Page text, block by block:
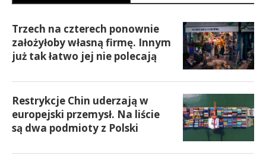
Trzech na czterech ponownie
założyłoby własną firmę. Innym
już tak łatwo jej nie polecają
Restrykcje Chin uderzają w
europejski przemysł. Na liście
są dwa podmioty z Polski